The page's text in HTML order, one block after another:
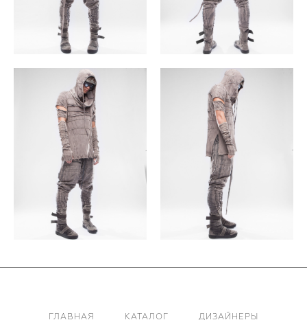
ГЛАВНАЯ КАТАЛОГ ДИЗАЙНЕРЫ